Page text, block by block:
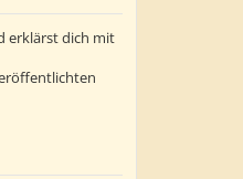
erklärst dich mit